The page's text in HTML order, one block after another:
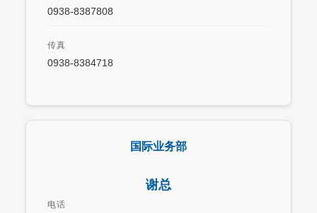
0938-8387808
传真
0938-8384718
国际业务部
谢总
电话